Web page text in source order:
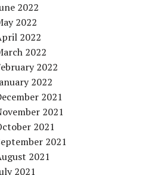
2022
2022
2022
2022
2022
2022
2021
2021
2021
2021
2021
2021